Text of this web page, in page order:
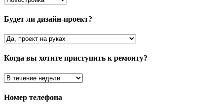
Будет ли дизайн-проект?
Когда вы хотите приступить к ремонту?
Номер телефона